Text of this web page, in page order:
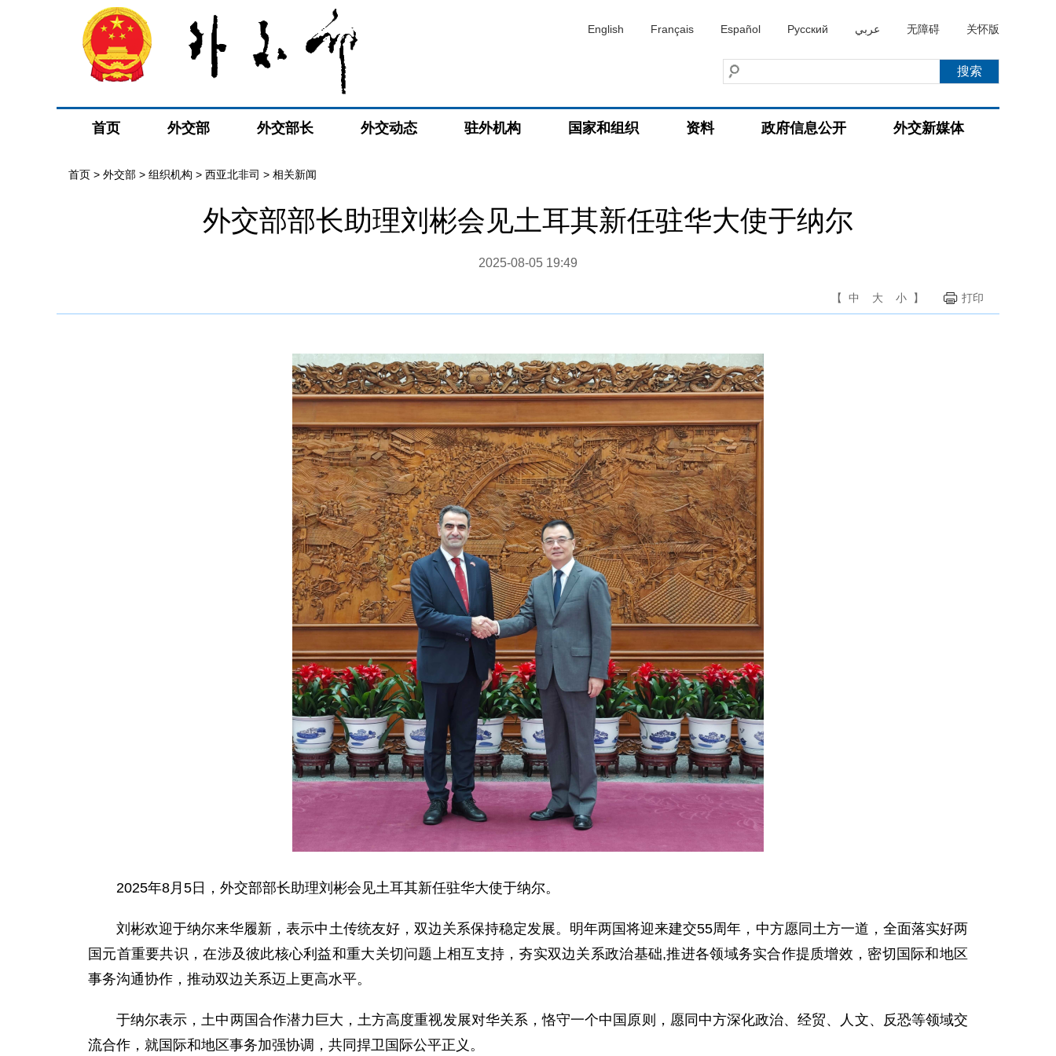
English Français Español Русский عربي 无障碍 关怀版
首页 外交部 外交部长 外交动态 驻外机构 国家和组织 资料 政府信息公开 外交新媒体
首页 > 外交部 > 组织机构 > 西亚北非司 > 相关新闻
外交部部长助理刘彬会见土耳其新任驻华大使于纳尔
2025-08-05 19:49
【 中 大 小 】 打印
2025年8月5日，外交部部长助理刘彬会见土耳其新任驻华大使于纳尔。
刘彬欢迎于纳尔来华履新，表示中土传统友好，双边关系保持稳定发展。明年两国将迎来建交55周年，中方愿同土方一道，全面落实好两
国元首重要共识，在涉及彼此核心利益和重大关切问题上相互支持，夯实双边关系政治基础,推进各领域务实合作提质增效，密切国际和地区
事务沟通协作，推动双边关系迈上更高水平。
于纳尔表示，土中两国合作潜力巨大，土方高度重视发展对华关系，恪守一个中国原则，愿同中方深化政治、经贸、人文、反恐等领域交
流合作，就国际和地区事务加强协调，共同捍卫国际公平正义。